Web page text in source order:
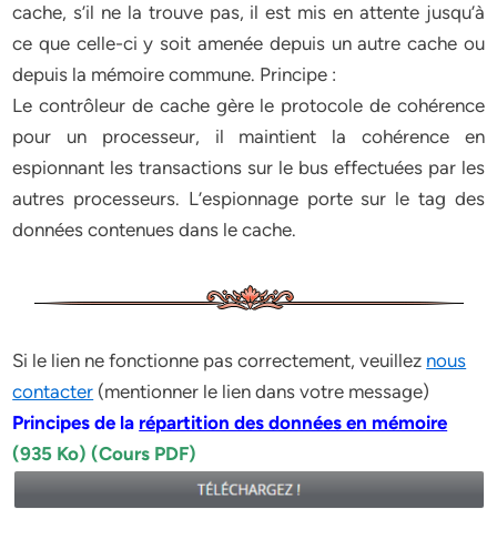
cache, s’il ne la trouve pas, il est mis en attente jusqu’à
ce que celle-ci y soit amenée depuis un autre cache ou
depuis la mémoire commune. Principe :
Le contrôleur de cache gère le protocole de cohérence
pour un processeur, il maintient la cohérence en
espionnant les transactions sur le bus effectuées par les
autres processeurs. L’espionnage porte sur le tag des
données contenues dans le cache.
Si le lien ne fonctionne pas correctement, veuillez nous
contacter (mentionner le lien dans votre message)
Principes de la répartition des données en mémoire
(935 Ko) (Cours PDF)